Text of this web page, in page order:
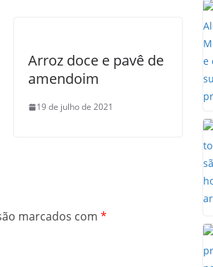
Arroz doce e pavê de
amendoim
19 de julho de 2021
marcados com *